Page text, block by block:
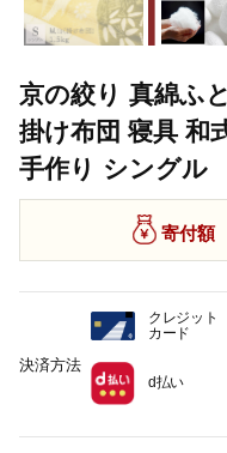
京の絞り 真綿ふ
掛け布団 寝具 和
手作り シングル
寄付額
決済方法
クレジット
カード
d払い